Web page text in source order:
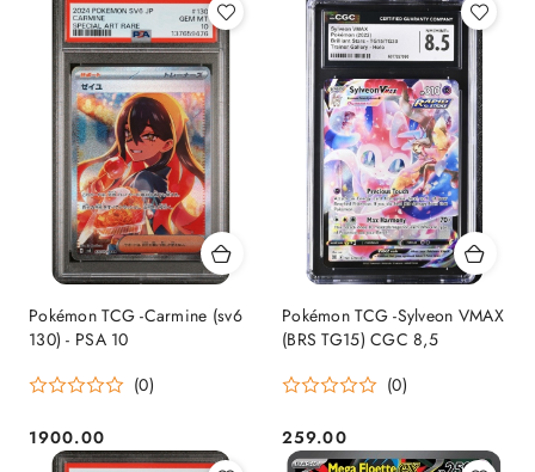
Pokémon TCG -Carmine (sv6
130) - PSA 10
(0)
Cena:
1900.00
Pokémon TCG -Sylveon VMAX
(BRS TG15) CGC 8,5
(0)
Cena:
259.00